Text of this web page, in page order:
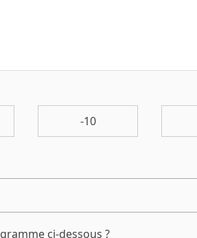
-10
ci-dessous ?